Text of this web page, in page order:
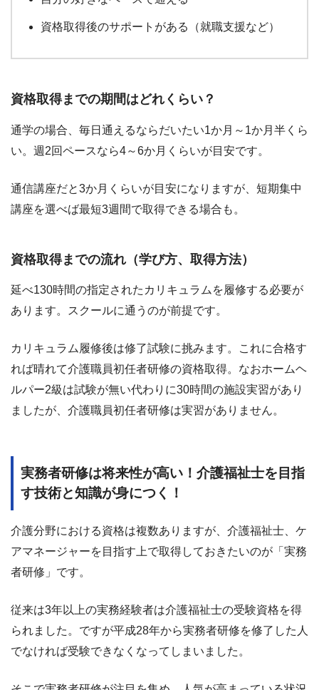
資格取得後のサポートがある（就職支援など）
資格取得までの期間はどれくらい？
通学の場合、毎日通えるならだいたい1か月～1か月半くら
い。週2回ペースなら4～6か月くらいが目安です。
通信講座だと3か月くらいが目安になりますが、短期集中
講座を選べば最短3週間で取得できる場合も。
資格取得までの流れ（学び方、取得方法）
延べ130時間の指定されたカリキュラムを履修する必要が
あります。スクールに通うのが前提です。
カリキュラム履修後は修了試験に挑みます。これに合格す
れば晴れて介護職員初任者研修の資格取得。なおホームヘ
ルパー2級は試験が無い代わりに30時間の施設実習があり
ましたが、介護職員初任者研修は実習がありません。
実務者研修は将来性が高い！介護福祉士を目指
す技術と知識が身につく！
介護分野における資格は複数ありますが、介護福祉士、ケ
アマネージャーを目指す上で取得しておきたいのが「実務
者研修」です。
従来は3年以上の実務経験者は介護福祉士の受験資格を得
られました。ですが平成28年から実務者研修を修了した人
でなければ受験できなくなってしまいました。